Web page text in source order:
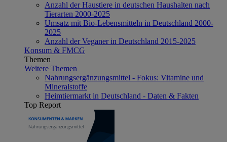
Anzahl der Haustiere in deutschen Haushalten nach
Tierarten 2000-2025
Umsatz mit Bio-Lebensmitteln in Deutschland 2000-
2025
Anzahl der Veganer in Deutschland 2015-2025
Konsum & FMCG
Themen
Weitere Themen
Nahrungsergänzungsmittel - Fokus: Vitamine und
Mineralstoffe
Heimtiermarkt in Deutschland - Daten & Fakten
Top Report